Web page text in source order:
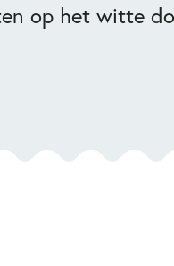
op het witte